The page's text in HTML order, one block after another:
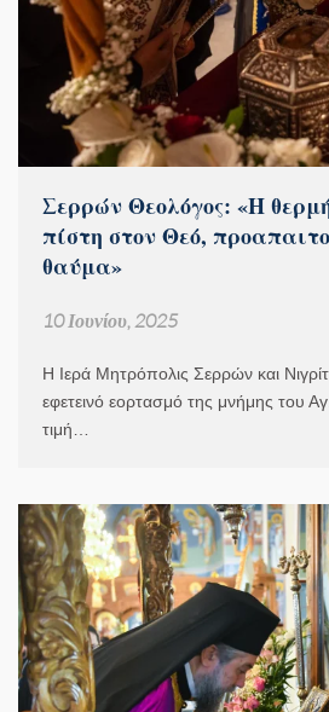
Σερρών Θεολόγος: «Η
πίστη στον Θεό,
θαύμα»
10 Ιουνίου, 2025
Η Ιερά Μητρόπολις Σερρών και
εφετεινό εορτασμό της μνήμης του
τιμή…